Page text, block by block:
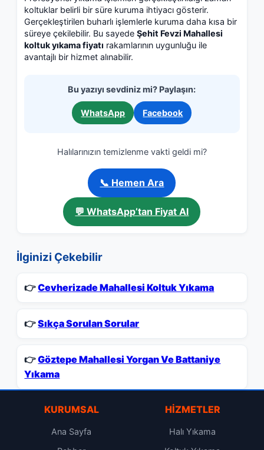
koltuklar belirli bir süre kuruma ihtiyacı gösterir.
Gerçekleştirilen buharlı işlemlerle kuruma daha kısa bir
süreye çekilebilir. Bu sayedeŞehit Fevzi Mahallesi
koltuk yıkama fiyatı rakamlarının uygunluğu ile
avantajlı bir hizmet alınabilir.
Bu yazıyı sevdiniz mi? Paylaşın:
WhatsApp Facebook
Halılarınızın temizlenme vakti geldi mi?
📞 Hemen Ara
💬 WhatsApp’tan Fiyat Al
İlginizi Çekebilir
👉Cevherizade Mahallesi Koltuk Yıkama
👉Sıkça Sorulan Sorular
👉Göztepe Mahallesi Yorgan Ve Battaniye
Yıkama
KURUMSAL
Ana Sayfa
HIZMETLER
Halı Yıkama